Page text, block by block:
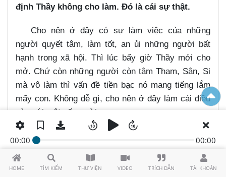
HOME TÌM KIẾM THƯ VIỆN VIDEO TRÍCH DẪN TÀI KHOẢN
00:00 00:00
định Thầy không cho làm. Đó là cái sự thật.
Cho nên ở đây có sự làm việc của những
người quyết tâm, làm tốt, an ủi những người bất
hạnh trong xã hội. Thì lúc bấy giờ Thầy mới cho
mở. Chứ còn những người còn tâm Tham, Sân, Si
mà vô làm thì vấn đề tiền bạc nó mang tiếng lắm
mấy con. Không dễ gì, cho nên ở đây làm cái điều
này với một số người.
Ví dụ như bây giờ lớp chúng ta nè ly
mấy con đứng lớp còn lãnh trách nhiệm để mấy